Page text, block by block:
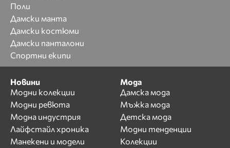
Поли
Дамски манта
Дамски костюми
Дамски панталони
Спортни екипи
Новини
Модни колекции
Модни ревюта
Модна индустрия
Лайфстайл хроника
Манекени и модели
Мода
Дамска мода
Мъжка мода
Детска мода
Модни тенденции
Колекции